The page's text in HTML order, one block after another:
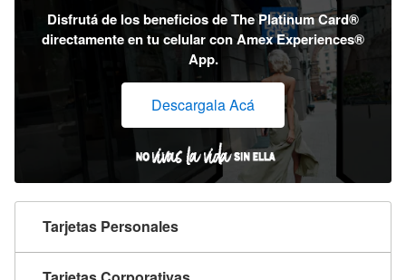
Tarjetas Personales
Disfrutá de los beneficios de The Platinum Card®
directamente en tu celular con Amex Experiences®
App.
Descargala Acá